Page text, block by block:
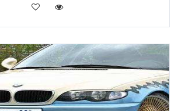
KOUPIT